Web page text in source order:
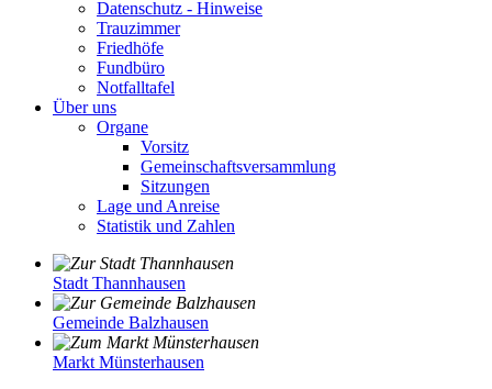
Datenschutz - Hinweise
Trauzimmer
Friedhöfe
Fundbüro
Notfalltafel
Über uns
Organe
Vorsitz
Gemeinschaftsversammlung
Sitzungen
Lage und Anreise
Statistik und Zahlen
Stadt Thannhausen
Gemeinde Balzhausen
Markt Münsterhausen